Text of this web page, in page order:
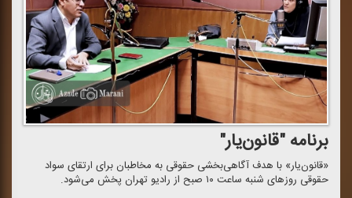
برنامه "قانون‌یار"
«قانون‌یار» با هدف آگاهی‌بخشی حقوقی به مخاطبان برای ارتقای سواد
حقوقی روزهای شنبه ساعت ۱۰ صبح از رادیو تهران پخش می‌شود.